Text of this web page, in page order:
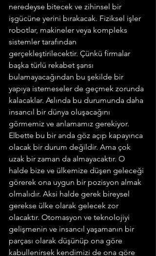
neredeyse bitecek ve zihinsel bir
işgücüne yerini bırakacak. Fiziksel işler
robotlar, makineler veya kompleks
sistemler tarafından
gerçekleştirilecektir. Çünkü firmalar
başka türlü rekabet şansı
bulamayacağından bu şekilde bir
yapıya istemeseler de geçmek zorunda
kalacaklar. Aslında bu durumunda daha
insancıl bir dünya oluşacağını
görmemiz ve anlamamız gerekiyor.
Elbette bu bir anda göz açıp kapayınca
olacak bir durum değildir. Ama çok
uzak bir zaman da almayacaktır. O
halde bize ve ülkemize düşen geleceği
görerek ona uygun bir pozisyon almak
olmalıdır. Aksi halde gerek bireysel
gerekse ülke olarak gelecek zor
olacaktır. Otomasyon ve teknolojiyi
gelişmenin ve insancıl yaşamanın bir
parçası olarak düşünüp ona göre
kabullenirsek kendimizi de ona göre